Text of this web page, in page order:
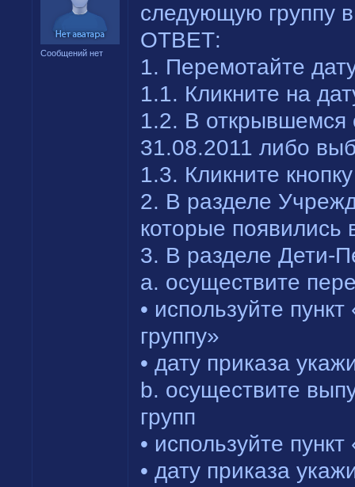
Сообщений нет
следующую группу
ОТВЕТ:
1. Перемотайте
1.1. Кликните на
1.2. В открывшемся
31.08.2011 либо
1.3. Кликните
2. В разделе
которые появились
3. В разделе Дети-
a. осуществите
• используйте
группу»
• дату приказа
b. осуществите
групп
• используйте
• дату приказа